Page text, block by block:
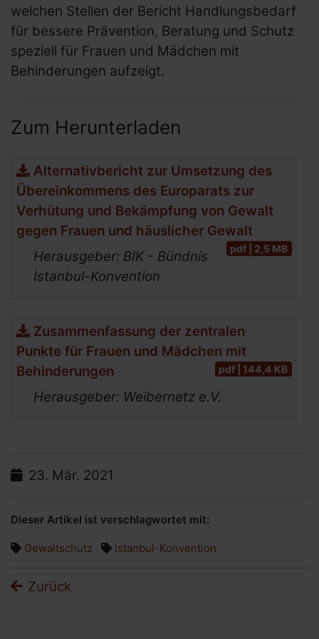
Unser Team
Mitgliedschaften
Social Media Netiquette
Links und Adressen
Netzwerke und
Koordinierungsstellen für
Links für Lesben und LSBTIQ* mit
Bundesweite Organisationen für
Menschen mit Behinderung
Bundesweite Frauenorganisationen
Bundesministerien und mehr
welchen Stellen der Bericht Handlungsbedarf
für bessere Prävention, Beratung und Schutz
speziell für Frauen und Mädchen mit
Behinderungen aufzeigt.
Zum Herunterladen
Alternativbericht zur Umsetzung des
Übereinkommens des Europarats zur
Verhütung und Bekämpfung von Gewalt
gegen Frauen und häuslicher Gewalt
pdf | 2,5 MB
Herausgeber: BIK - Bündnis
Istanbul-Konvention
Zusammenfassung der zentralen
Punkte für Frauen und Mädchen mit
Behinderungen
pdf | 144,4 KB
Herausgeber: Weibernetz e.V.
Datum:
23. Mär. 2021
Dieser Artikel ist verschlagwortet mit:
Gewaltschutz Istanbul-Konvention
Zurück